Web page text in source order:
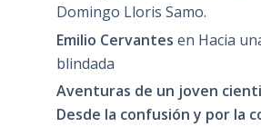
Domingo Lloris Samo.
Emilio Cervantes en Hacia
blindada
Aventuras de un joven
Desde la confusión y por la